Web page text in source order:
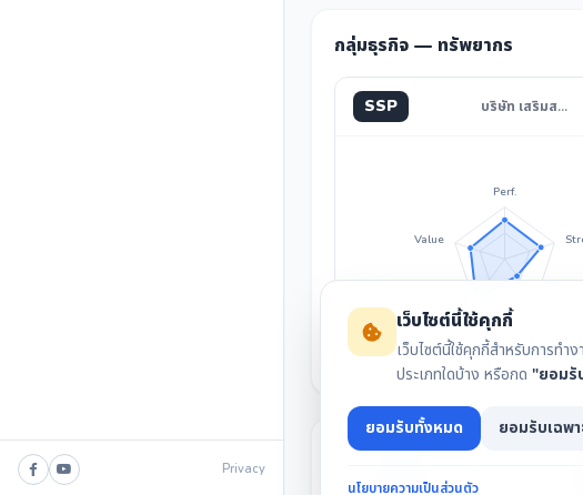
Privacy
กลุ่มธุรกิจ — ทรัพยากร
SSP บริษัท เสริมส…
Perf.
Invest
Value
สรุปงบล่าสุด
เว็บไซต์นี้ใช้คุกกี้
เว็บไซต์นี้ใช้คุกกี้สำหรับการท
ประเภทใดบ้าง หรือกด "ยอมรั
ยอมรับทั้งหมด ยอมรับเฉพา
นโยบายความเป็นส่วนตัว